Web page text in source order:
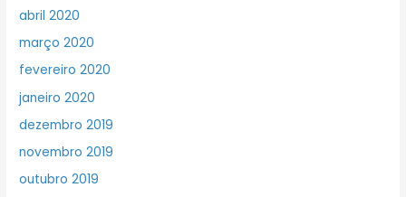
abril 2020
março 2020
fevereiro 2020
janeiro 2020
dezembro 2019
novembro 2019
outubro 2019